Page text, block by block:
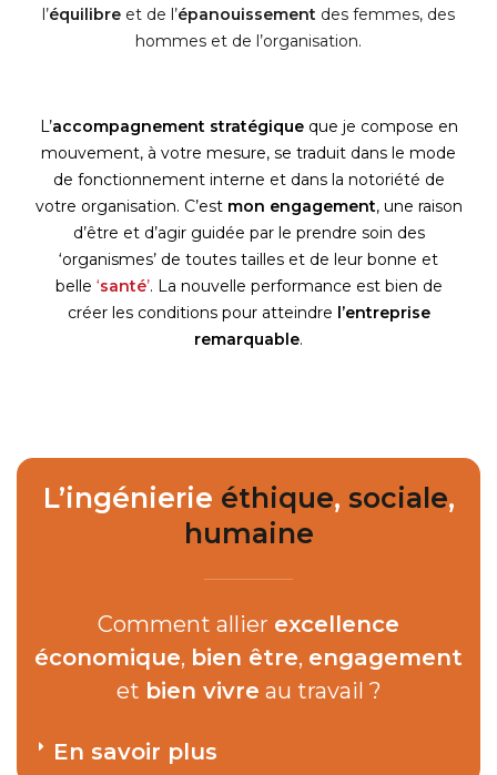
l’équilibre et de l’épanouissement des femmes, des
hommes et de l’organisation.
L’accompagnement stratégiqueque je compose en
mouvement, à votre mesure, se traduit dans le mode
de fonctionnement interne et dans la notoriété de
votre organisation. C’est mon engagement, une raison
d’être et d’agir guidée par le prendre soin des
‘organismes’ de toutes tailles et de leur bonne et
belle ‘santé’. La nouvelle performance est bien de
créer les conditions pour atteindre l’entreprise
remarquable.
L’ingénierie éthique, sociale,
humaine
Comment allier excellence
économique, bien être, engagement
et bien vivre au travail ?
En savoir plus